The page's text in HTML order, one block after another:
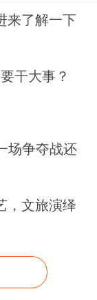
来了解一下
干大事？
场争夺战还
，文旅演绎